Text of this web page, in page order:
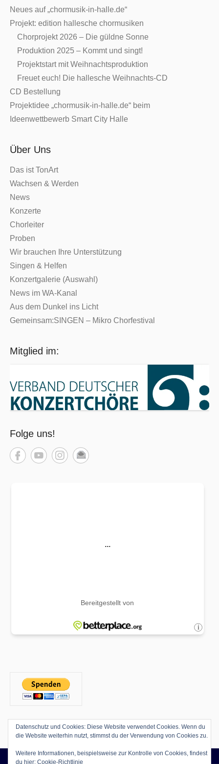
Neues auf „chormusik-in-halle.de“
Projekt: edition hallesche chormusiken
Chorprojekt 2026 – Die güldne Sonne
Produktion 2025 – Kommt und singt!
Projektstart mit Weihnachtsproduktion
Freuet euch! Die hallesche Weihnachts-CD
CD Bestellung
Projektidee „chormusik-in-halle.de“ beim
Ideenwettbewerb Smart City Halle
Über Uns
Das ist TonArt
Wachsen & Werden
News
Konzerte
Chorleiter
Proben
Wir brauchen Ihre Unterstützung
Singen & Helfen
Konzertgalerie (Auswahl)
News im WA-Kanal
Aus dem Dunkel ins Licht
Gemeinsam:SINGEN – Mikro Chorfestival
Mitglied im:
Folge uns!
Datenschutz und Cookies: Diese Website verwendet Cookies. Wenn du
die Website weiterhin nutzt, stimmst du der Verwendung von Cookies zu.
Weitere Informationen, beispielsweise zur Kontrolle von Cookies, findest
du hier: Cookie-Richtlinie